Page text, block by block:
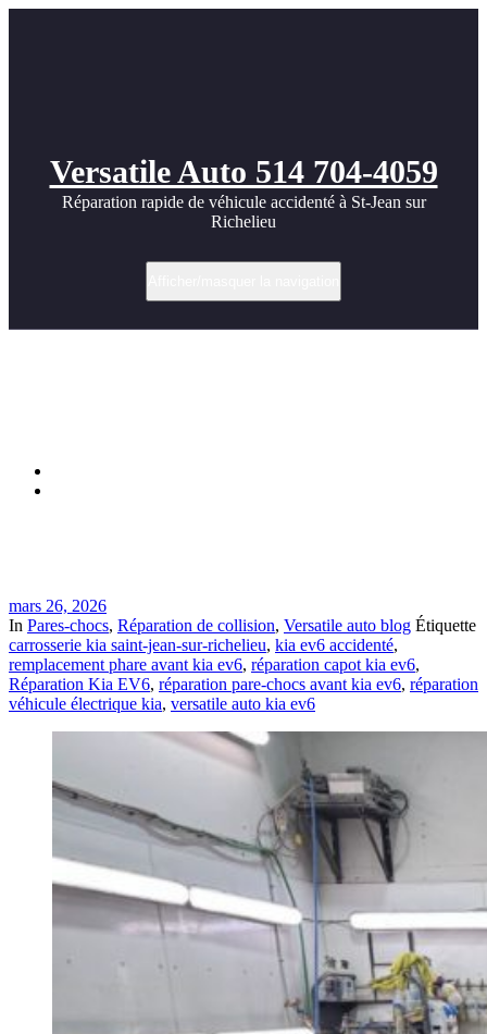
Versatile Auto 514 704-4059
Réparation rapide de véhicule accidenté à St-Jean sur
Richelieu
mars 26, 2026
In Pares-chocs, Réparation de collision, Versatile auto blog Étiquette
carrosserie kia saint-jean-sur-richelieu, kia ev6 accidenté,
remplacement phare avant kia ev6, réparation capot kia ev6,
Réparation Kia EV6, réparation pare-chocs avant kia ev6, réparation
véhicule électrique kia, versatile auto kia ev6